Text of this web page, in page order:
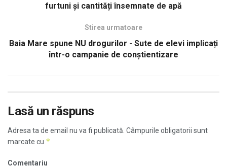
furtuni și cantități însemnate de apă
Stirea urmatoare
Baia Mare spune NU drogurilor - Sute de elevi implicați
într-o campanie de conștientizare
Lasă un răspuns
Adresa ta de email nu va fi publicată. Câmpurile obligatorii sunt
marcate cu *
Comentariu